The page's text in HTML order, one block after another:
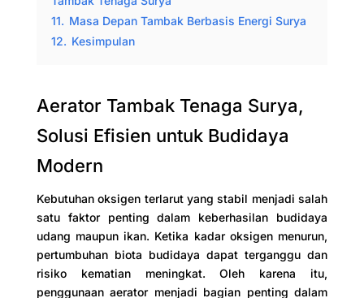
11. Masa Depan Tambak Berbasis Energi Surya
12. Kesimpulan
Aerator Tambak Tenaga Surya,
Solusi Efisien untuk Budidaya
Modern
Kebutuhan oksigen terlarut yang stabil menjadi salah
satu faktor penting dalam keberhasilan budidaya
udang maupun ikan. Ketika kadar oksigen menurun,
pertumbuhan biota budidaya dapat terganggu dan
risiko kematian meningkat. Oleh karena itu,
penggunaan aerator menjadi bagian penting dalam